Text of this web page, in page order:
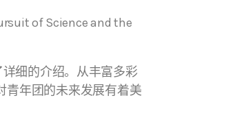
of Science and the
细的介绍。从丰富多彩
青年团的未来发展有着美